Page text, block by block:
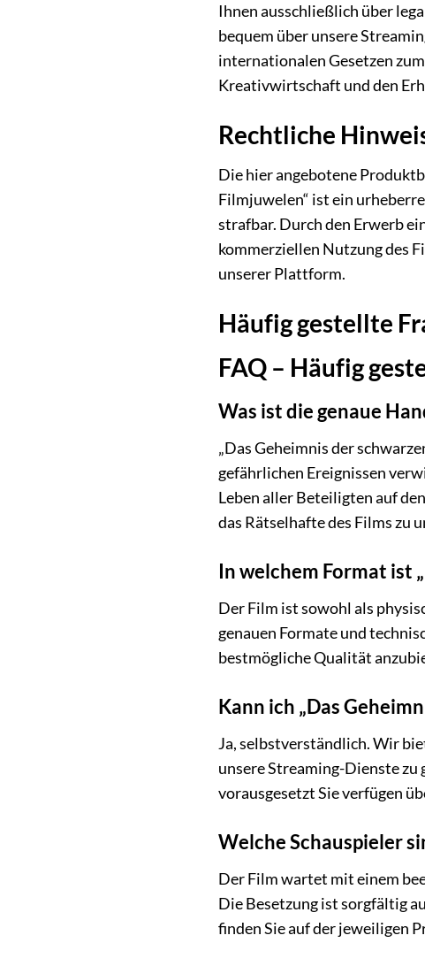
Ihnen ausschließlich über
bequem über unsere
internationalen Gesetzen
Kreativwirtschaft und den
Rechtliche
Die hier angebotene
Filmjuwelen“ ist ein
strafbar. Durch den Erwerb
kommerziellen Nutzung des
unserer Plattform.
Häufig gestellte
FAQ – Häufig
Was ist die genaue
„Das Geheimnis der
gefährlichen Ereignissen
Leben aller Beteiligten auf
das Rätselhafte des Films zu
In welchem Format ist
Der Film ist sowohl als
genauen Formate und
bestmögliche Qualität
Kann ich „Das
Ja, selbstverständlich. Wir
unsere Streaming-Dienste
vorausgesetzt Sie verfügen
Welche Schauspieler
Der Film wartet mit einem
Die Besetzung ist sorgfältig
finden Sie auf der jeweiligen